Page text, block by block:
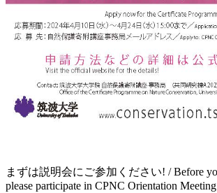
まずは説明会にご参加ください! / Before
please participate in CPNC Orientation